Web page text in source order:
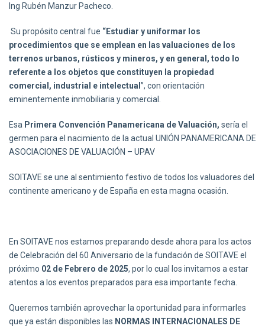
Ing Rubén Manzur Pacheco.
Su propósito central fue “Estudiar y uniformar los
procedimientos que se emplean en las valuaciones de los
terrenos urbanos, rústicos y mineros, y en general, todo lo
referente a los objetos que constituyen la propiedad
comercial, industrial e intelectual ”, con orientación
eminentemente inmobiliaria y comercial.
Esa Primera Convención Panamericana de Valuación, sería el
germen para el nacimiento de la actual UNIÓN PANAMERICANA DE
ASOCIACIONES DE VALUACIÓN – UPAV
SOITAVE se une al sentimiento festivo de todos los valuadores del
continente americano y de España en esta magna ocasión.
En SOITAVE nos estamos preparando desde ahora para los actos
de Celebración del 60 Aniversario de la fundación de SOITAVE el
próximo 02 de Febrero de 2025, por lo cual los invitamos a estar
atentos a los eventos preparados para esa importante fecha.
Queremos también aprovechar la oportunidad para informarles
que ya están disponibles las NORMAS INTERNACIONALES DE